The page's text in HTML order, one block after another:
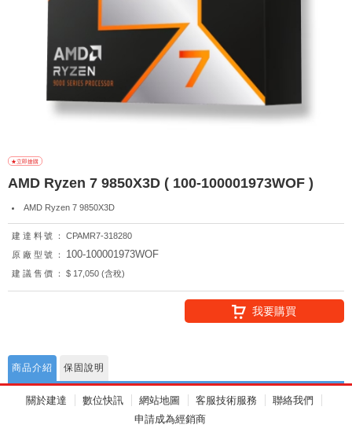
AMD Ryzen 7 9850X3D ( 100-100001973WOF )
AMD Ryzen 7 9850X3D
建達料號：
CPAMR7-318280
原廠型號：
100-100001973WOF
建議售價： $ 17,050 (含稅)
我要購買
商品介紹 保固說明
關於建達 數位快訊 網站地圖 客服技術服務
聯絡我們
申請成為經銷商